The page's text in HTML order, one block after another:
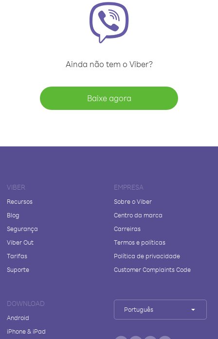
Ainda não tem o Viber?
Baixe agora
VIBER
Recursos
Blog
Segurança
Viber Out
Tarifas
Suporte
EMPRESA
Sobre o Viber
Centro da marca
Carreiras
Termos e políticas
Política de privacidade
Customer Complaints Code
DOWNLOAD
Android
iPhone & iPad
Português